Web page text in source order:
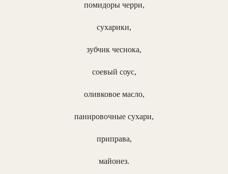
помидоры черри,
сухарики,
зубчик чеснока,
соевый соус,
оливковое масло,
панировочные сухари,
приправа,
майонез.